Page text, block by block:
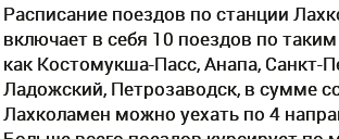
Расписание поездов по станции
включает в себя 10 поездов по
как Костомукша-Пасс, Анапа, Санкт-
Ладожский, Петрозаводск, в сумме
Лахколамен можно уехать по 4